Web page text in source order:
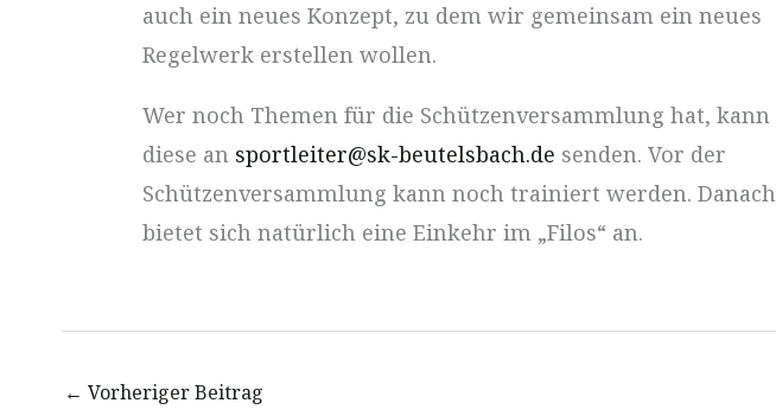
auch ein neues Konzept, zu dem wir gemeinsam ein neues
Regelwerk erstellen wollen.
Wer noch Themen für die Schützenversammlung hat, kann
diese an sportleiter@sk-beutelsbach.de senden. Vor der
Schützenversammlung kann noch trainiert werden. Danach
bietet sich natürlich eine Einkehr im „Filos“ an.
← Vorheriger Beitrag